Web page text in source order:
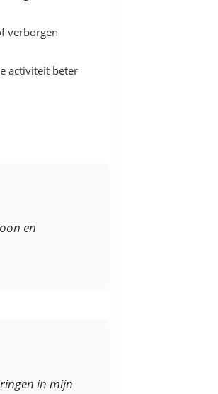
verborgen
activiteit beter
en
in mijn